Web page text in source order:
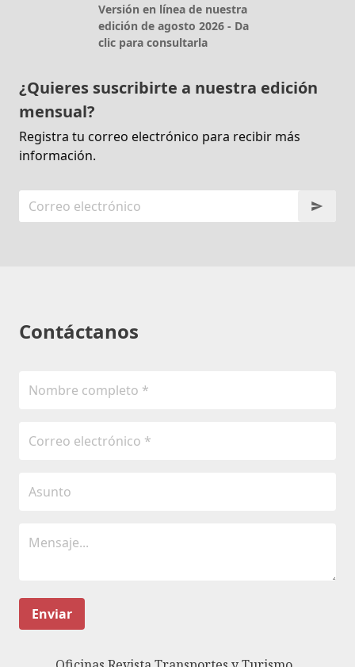
Versión en línea de nuestra
edición de agosto 2026 - Da
clic para consultarla
¿Quieres suscribirte a nuestra edición
mensual?
Registra tu correo electrónico para recibir más
información.
Contáctanos
Enviar